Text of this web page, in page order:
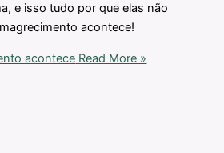
e isso tudo por que elas não
acontece!
acontece Read More »